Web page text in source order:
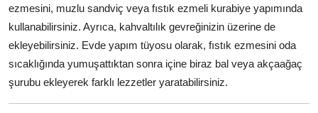
ezmesini, muzlu sandviç veya fıstık ezmeli kurabiye yapımında
kullanabilirsiniz. Ayrıca, kahvaltılık gevreğinizin üzerine de
ekleyebilirsiniz. Evde yapım tüyosu olarak, fıstık ezmesini oda
sıcaklığında yumuşattıktan sonra içine biraz bal veya akçaağaç
şurubu ekleyerek farklı lezzetler yaratabilirsiniz.